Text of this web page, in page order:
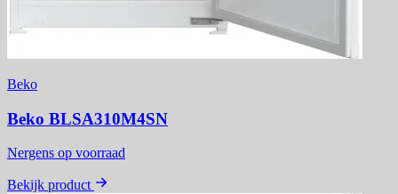
Beko
Beko BLSA310M4SN
Nergens op voorraad
Bekijk product